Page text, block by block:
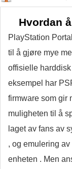
Hvordan
PlayStation
til å gjøre mye
offisielle
eksempel har
firmware som gir
muligheten til å
laget av fans av
, og emulering
enheten . Men